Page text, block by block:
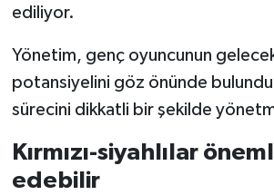
ediliyor.
Yönetim, genç oyuncunun
potansiyelini göz önünde
sürecini dikkatli bir şekilde
Kırmızı-siyahlılar
edebilir